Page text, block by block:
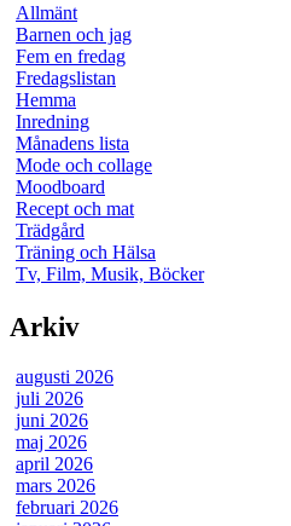
Allmänt
Barnen och jag
Fem en fredag
Fredagslistan
Hemma
Inredning
Månadens lista
Mode och collage
Moodboard
Recept och mat
Trädgård
Träning och Hälsa
Tv, Film, Musik, Böcker
Arkiv
augusti 2026
juli 2026
juni 2026
maj 2026
april 2026
mars 2026
februari 2026